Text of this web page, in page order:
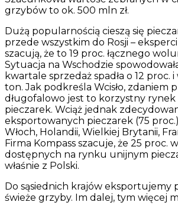
grzybów to ok. 500 mln zł.
Dużą popularnością cieszą się
przede wszystkim do Rosji –
szacują, że to 19 proc. łącznego
Sytuacja na Wschodzie
kwartale sprzedaż spadła o 12 proc. i
ton. Jak podkreśla Wcisło, zdaniem
długofalowo jest to korzystny rynek
pieczarek. Wciąż jednak
eksportowanych pieczarek (75
Włoch, Holandii, Wielkiej Brytanii,
Firma Kompass szacuje, że 25 proc.
dostępnych na rynku unijnym
właśnie z Polski.
Do sąsiednich krajów eksportujemy
świeże grzyby. Im dalej, tym więcej